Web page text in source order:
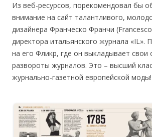
Из веб-ресурсов, порекомендовал бы
внимание на сайт талантливого,
дизайнера Франческо Франчи
директора итальянского журнала «IL».
на его Фликр, где он выкладывает свои
развороты журналов. Это – высший
журнально-газетной европейской моды!